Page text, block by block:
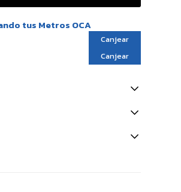
tus Metros OCA
Canjear
Canjear